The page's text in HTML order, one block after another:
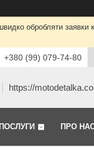
обробляти заявки
+380 (99) 079-74-80
https://
ПРО